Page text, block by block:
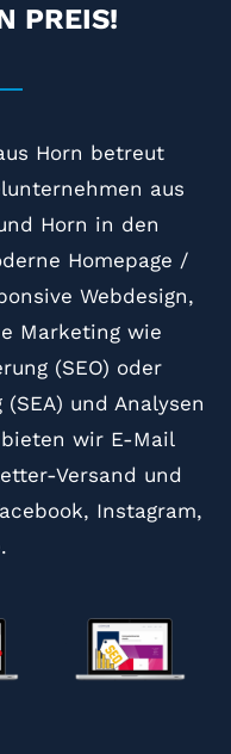
PREIS!
Horn betreut
aus
Horn in den
Homepage /
Webdesign,
Marketing wie
(SEO) oder
und Analysen
wir E-Mail
Versand und
Instagram,